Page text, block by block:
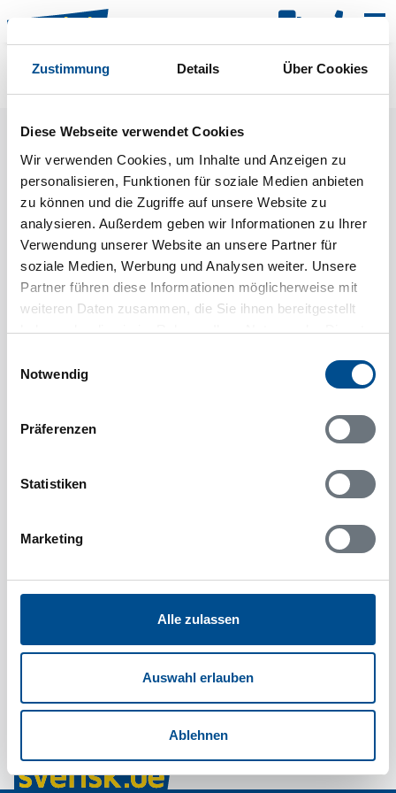
Zustimmung Details Über Cookies
Diese Webseite verwendet Cookies
Wir verwenden Cookies, um Inhalte und Anzeigen zu
personalisieren, Funktionen für soziale Medien anbieten
zu können und die Zugriffe auf unsere Website zu
analysieren. Außerdem geben wir Informationen zu Ihrer
Verwendung unserer Website an unsere Partner für
soziale Medien, Werbung und Analysen weiter. Unsere
Partner führen diese Informationen möglicherweise mit
weiteren Daten zusammen, die Sie ihnen bereitgestellt
haben oder die sie im Rahmen Ihrer Nutzung der Dienste
Notwendig
Präferenzen
Statistiken
Marketing
Alle zulassen
Auswahl erlauben
Ablehnen
Filter Raster